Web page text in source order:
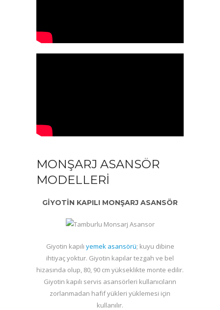
MONŞARJ ASANSÖR
MODELLERI
GİYOTİN KAPILI MONŞARJ ASANSÖR
Giyotin kapılı yemek asansörü; kuyu dibine
ihtiyaç yoktur. Giyotin kapılar tezgah ve bel
hizasında olup, 80, 90 cm yükseklikte monte edilir.
Giyotin kapılı servis asansörleri kullanıcıların
zorlanmadan hafif yükleri yüklemesi için
kullanılır.